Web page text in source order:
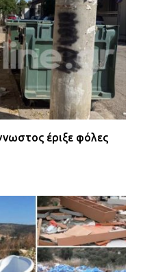
έριξε φόλες